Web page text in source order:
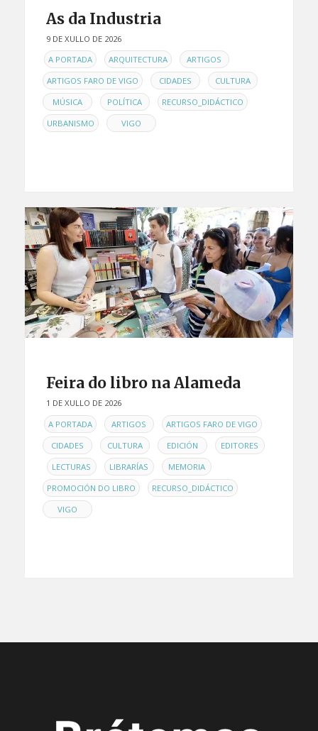
As da Industria
9 DE XULLO DE 2026
ENA PORTADA , ARQUITECTURA , ARTIGOS ,
ARTIGOS FARO DE VIGO , CIDADES , CULTURA ,
MÚSICA , POLÍTICA , RECURSO_DIDÁCTICO ,
URBANISMO , VIGO
Feira do libro na Alameda
1 DE XULLO DE 2026
ENA PORTADA , ARTIGOS , ARTIGOS FARO DE VIGO ,
CIDADES , CULTURA , EDICIÓN ,
EDITORES
LECTURAS , LIBRARÍAS , MEMORIA ,
PROMOCIÓN DO LIBRO , RECURSO_DIDÁCTICO ,
VIGO